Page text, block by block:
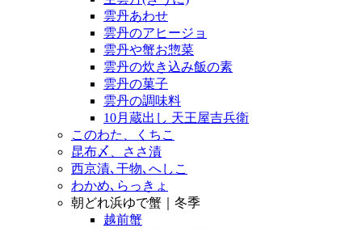
雲丹あわせ
雲丹のアヒージョ
雲丹や蟹お惣菜
雲丹の炊き込み飯の素
雲丹の菓子
雲丹の調味料
10月蔵出し 天王屋吉兵衛
このわた、くちこ
昆布〆、ささ漬
西京漬､干物､へしこ
わかめ､らっきょ
朝どれ浜ゆで蟹｜冬季
越前蟹